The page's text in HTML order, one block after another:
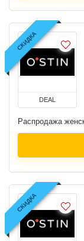
СКИДКА
DEAL
Распродажа
СКИДКА